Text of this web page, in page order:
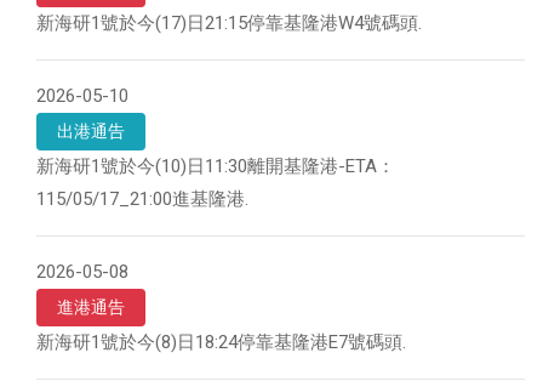
新海研1號於今(17)日21:15停靠基隆港W4號碼頭.
2026-05-10
出港通告
新海研1號於今(10)日11:30離開基隆港-ETA：
115/05/17_21:00進基隆港.
2026-05-08
進港通告
新海研1號於今(8)日18:24停靠基隆港E7號碼頭.